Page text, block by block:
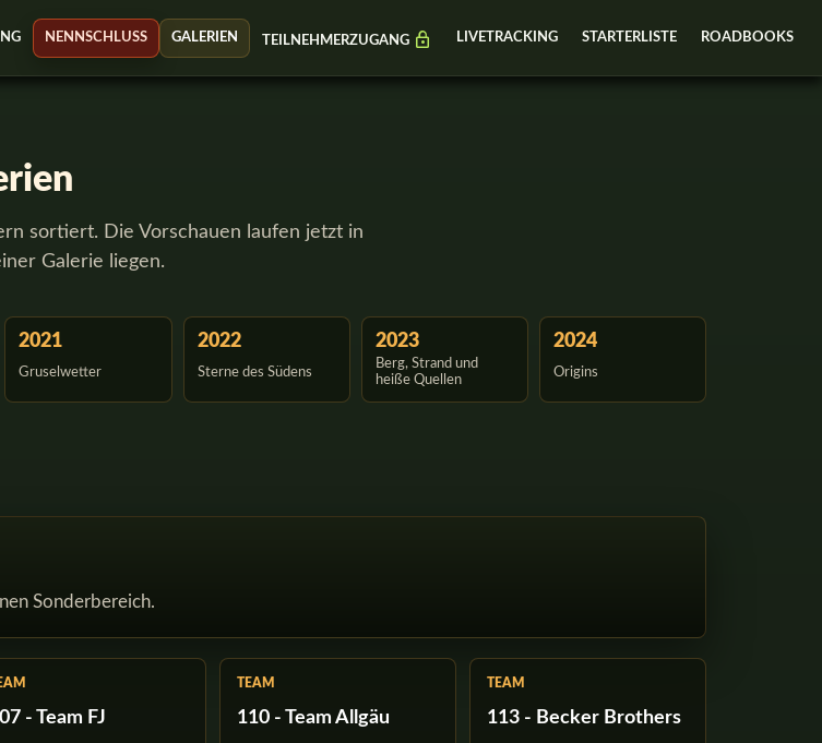
NENNSCHLUSS GALERIEN TEILNEHMERZUGANG LIVETRACKING STARTERLISTE ROADBOOKS
sortiert. Die Vorschauen laufen jetzt in
Galerie liegen.
2021
Gruselwetter
2022
Sterne des Südens
2023
Berg, Strand und
heiße Quellen
2024
Origins
Sonderbereich.
- Team FJ
TEAM
110 - Team Allgäu
TEAM
113 - Becker Brothers